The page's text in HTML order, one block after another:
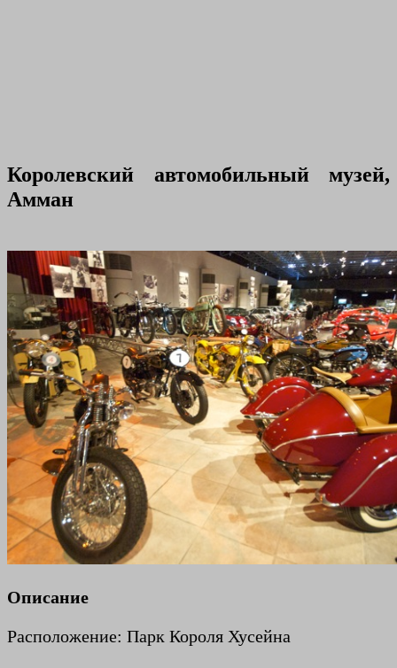
Королевский автомобильный музей,
Амман
Описание
Расположение: Парк Короля Хусейна